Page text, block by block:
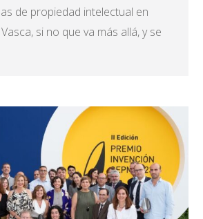
de propiedad intelectual en
Vasca, si no que va más allá, y se